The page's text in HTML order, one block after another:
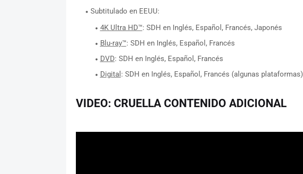
Subtitulado en EEUU:
4K Ultra HD™: SDH en Inglés, Español, Francés, Japonés
Blu-ray™: SDH en Inglés, Español, Francés
DVD: SDH en Inglés, Español, Francés
Digital : SDH en Inglés, Español, Francés (algunas plataformas)
VIDEO: CRUELLA CONTENIDO ADICIONAL